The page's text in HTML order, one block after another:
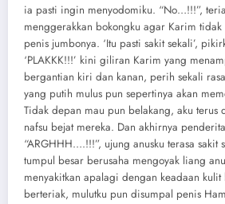
ia pasti ingin menyodomiku. “No…!!!”,
menggerakkan bokongku agar Karim tidak
penis jumbonya. ‘Itu pasti sakit sekali’,
‘PLAKKK!!!’ kini giliran Karim yang
bergantian kiri dan kanan, perih sekali
yang putih mulus pun sepertinya akan
Tidak depan mau pun belakang, aku terus
nafsu bejat mereka. Dan akhirnya
“ARGHHH….!!!”, ujung anusku terasa sakit
tumpul besar berusaha mengoyak liang
menyakitkan apalagi dengan keadaan
berteriak, mulutku pun disumpal penis